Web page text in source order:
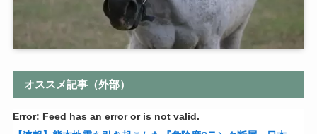
オススメ記事（外部）
Error: Feed has an error or is not valid.